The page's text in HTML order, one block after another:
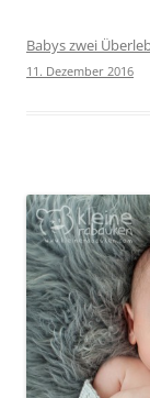
Babys zwei
11. Dezember 2016